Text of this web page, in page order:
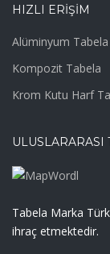
HIZLI ERIŞIM
Alüminyum Tabela
Kompozit Tabela
Krom Kutu Harf
ULUSLARARASI
Tabela Marka
ihraç etmektedir.